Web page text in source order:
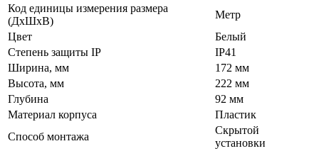
Код единицы измерения размера
(ДхШхВ)
Метр
Цвет
Белый
Степень защиты IP
IP41
Ширина, мм
172 мм
Высота, мм
222 мм
Глубина
92 мм
Материал корпуса
Пластик
Способ монтажа
Скрытой
установки